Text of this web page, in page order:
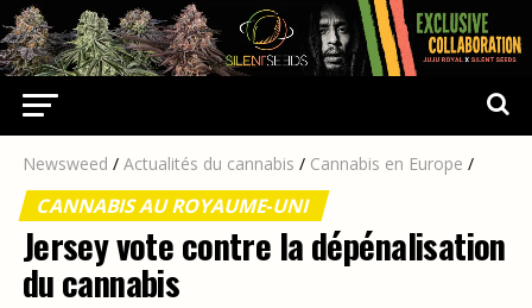
Newsweed / Actualités du cannabis / Cannabis en Europe /
CANNABIS AU ROYAUME-UNI
Jersey vote contre la dépénalisation
du cannabis